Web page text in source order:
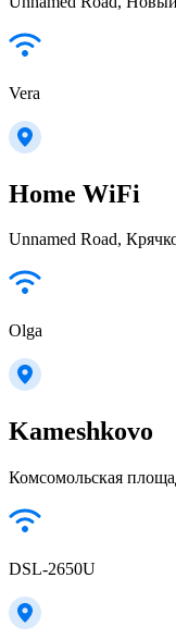
Vera
Home WiFi
Unnamed Road,
Olga
Kameshkovo
Комсомольская
DSL-2650U